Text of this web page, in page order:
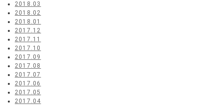
2018.03
2018.02
2018.01
2017.12
2017.11
2017.10
2017.09
2017.08
2017.07
2017.06
2017.05
2017.04